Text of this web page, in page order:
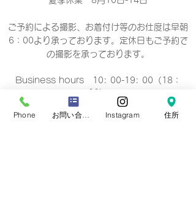
ご予約による撮影、お着付け等のお仕度は早朝
6：00より承っております。定休日もご予約で
の撮影を承っております。
Business hours 10: 00-19: 00（18：
营业时间 10：00-19：00（18：00）
營業時間 10：00-19：00（18：00）
Phone お問い合わせフォーム Instagram 住所